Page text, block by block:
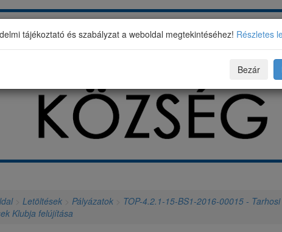
> Letöltések Pályázatok
TOP-4.2.1-15-BS1-2016-00015 - Tarhosi
Klubja felújítása
tájékoztató és szabályzat a weboldal megtekintéséhez! Részletes
Bezár